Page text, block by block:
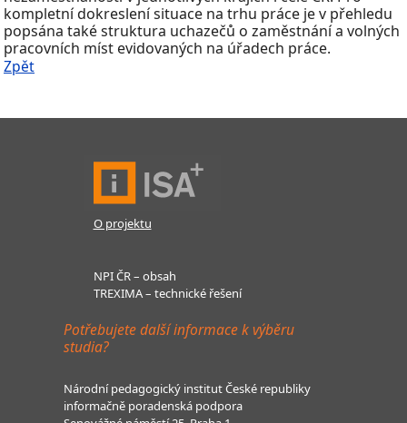
kompletní dokreslení situace na trhu práce je v přehledu
popsána také struktura uchazečů o zaměstnání a volných
pracovních míst evidovaných na úřadech práce.
Zpět
O projektu
NPI ČR – obsah
TREXIMA – technické řešení
Potřebujete další informace k výběru
studia?
Národní pedagogický institut České republiky
informačně poradenská podpora